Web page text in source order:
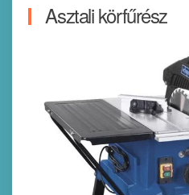
Asztali körfűrész